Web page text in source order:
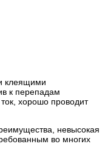
клеящими
к перепадам
хорошо проводит
невысокая
во многих